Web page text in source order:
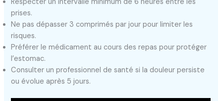
prises.
Ne pas dépasser 3 comprimés par jour pour limiter les
risques.
Préférer le médicament au cours des repas pour protéger
l’estomac.
Consulter un professionnel de santé si la douleur persiste
ou évolue après 5 jours.